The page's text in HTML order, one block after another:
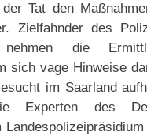
Tat den
Zielfahnder des
nehmen die
sich vage Hinweise
im Saarland
Experten des